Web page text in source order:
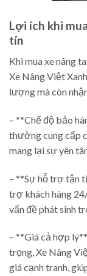
Lợi ích khi
tín
Khi mua xe nâng
Xe Nâng Việt
lượng mà còn
– **Chế độ bảo
thường cung cấp
mang lại sự yên
– **Sự hỗ trợ tận
trợ khách hàng
vấn đề phát sinh
– **Giá cả hợp
trọng, Xe Nâng
giá cạnh tranh,